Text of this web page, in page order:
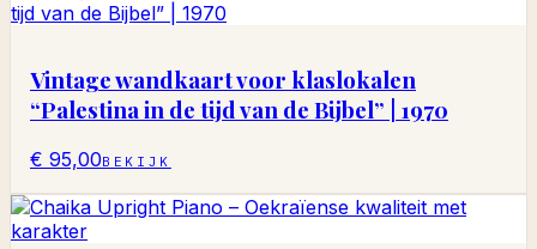
Vintage wandkaart voor klaslokalen
“Palestina in de tijd van de Bijbel” | 1970
€ 95,00BEKIJK